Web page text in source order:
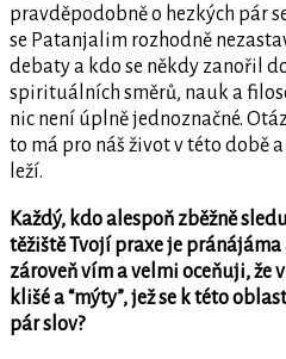
pravděpodobně o hezkých pár
se Patanjalim rozhodně
debaty a kdo se někdy zanořil
spirituálních směrů, nauk a
nic není úplně jednoznačné.
to má pro náš život v této době
leží.
Každý, kdo alespoň zběžně
těžiště Tvojí praxe je pránájáma
zároveň vím a velmi oceňuji, že
klišé a “mýty”, jež se k této
pár slov?